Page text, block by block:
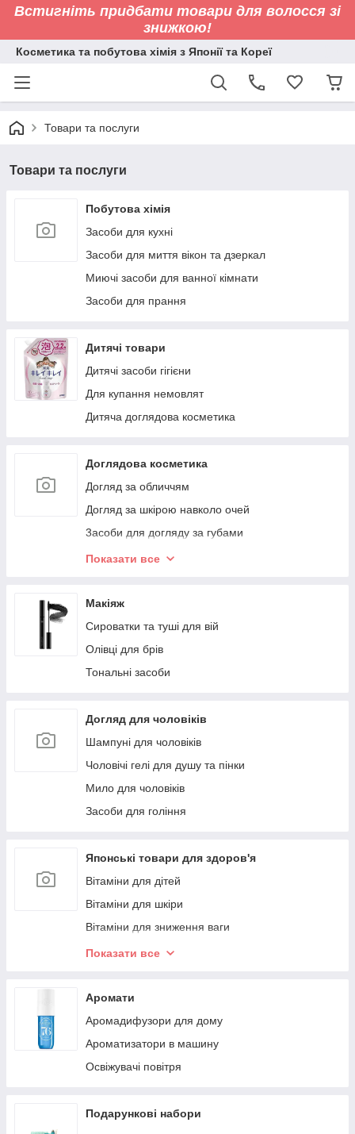
Встигніть придбати товари для волосся зі
знижкою!
Косметика та побутова хімія з Японії та Кореї
Товари та послуги
Товари та послуги
Побутова хімія
Засоби для кухні
Засоби для миття вікон та дзеркал
Миючі засоби для ванної кімнати
Засоби для прання
Дитячі товари
Дитячі засоби гігієни
Для купання немовлят
Дитяча доглядова косметика
Доглядова косметика
Догляд за обличчям
Догляд за шкірою навколо очей
3асоби для догляду за губами
Догляд за тілом
Догляд за волоссям
Показати все
Макіяж
Сироватки та туші для вій
Олівці для брів
Тональні засоби
Догляд для чоловіків
Шампуні для чоловіків
Чоловічі гелі для душу та пінки
Мило для чоловіків
Засоби для гоління
Японські товари для здоров'я
Вітаміни для дітей
Вітаміни для шкіри
Вітаміни для зниження ваги
Вітаміни для сну
Вітаміни для покращення травлення
Мультивітаміни
Комплекси вітамінів
Здоров'я очей
Показати все
Аромати
Аромадифузори для дому
Ароматизатори в машину
Освіжувачі повітря
Подарункові набори